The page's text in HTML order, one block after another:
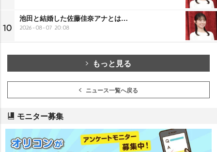
10
池田と結婚した佐藤佳奈アナとは…
2026-08-07 20:08
もっと見る
ニュース一覧へ戻る
モニター募集